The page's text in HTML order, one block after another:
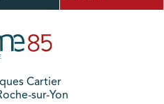
Cartier
sur-Yon